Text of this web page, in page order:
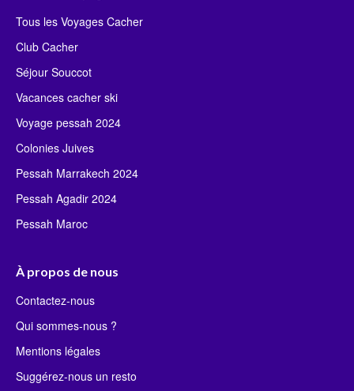
Tous les Voyages Cacher
Club Cacher
Séjour Souccot
Vacances cacher ski
Voyage pessah 2024
Colonies Juives
Pessah Marrakech 2024
Pessah Agadir 2024
Pessah Maroc
À propos de nous
Contactez-nous
Qui sommes-nous ?
Mentions légales
Suggérez-nous un resto